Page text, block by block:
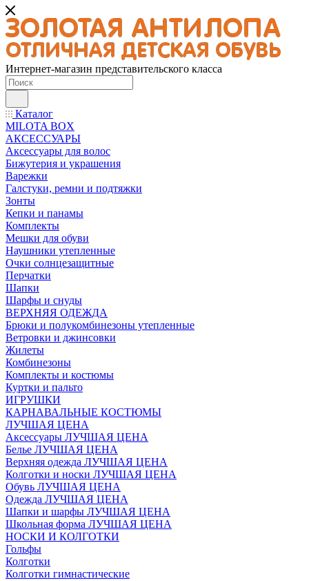
Интернет-магазин представительского класса
Каталог
MILOTA BOX
АКСЕССУАРЫ
Аксессуары для волос
Бижутерия и украшения
Варежки
Галстуки, ремни и подтяжки
Зонты
Кепки и панамы
Комплекты
Мешки для обуви
Наушники утепленные
Очки солнцезащитные
Перчатки
Шапки
Шарфы и снуды
ВЕРХНЯЯ ОДЕЖДА
Брюки и полукомбинезоны утепленные
Ветровки и джинсовки
Жилеты
Комбинезоны
Комплекты и костюмы
Куртки и пальто
ИГРУШКИ
КАРНАВАЛЬНЫЕ КОСТЮМЫ
ЛУЧШАЯ ЦЕНА
Аксессуары ЛУЧШАЯ ЦЕНА
Белье ЛУЧШАЯ ЦЕНА
Верхняя одежда ЛУЧШАЯ ЦЕНА
Колготки и носки ЛУЧШАЯ ЦЕНА
Обувь ЛУЧШАЯ ЦЕНА
Одежда ЛУЧШАЯ ЦЕНА
Шапки и шарфы ЛУЧШАЯ ЦЕНА
Школьная форма ЛУЧШАЯ ЦЕНА
НОСКИ И КОЛГОТКИ
Гольфы
Колготки
Колготки гимнастические